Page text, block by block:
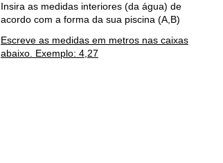
Insira as medidas interiores (da água) de
acordo com a forma da sua piscina (A,B)
Escreve as medidas em metros nas caixas
abaixo. Exemplo: 4,27